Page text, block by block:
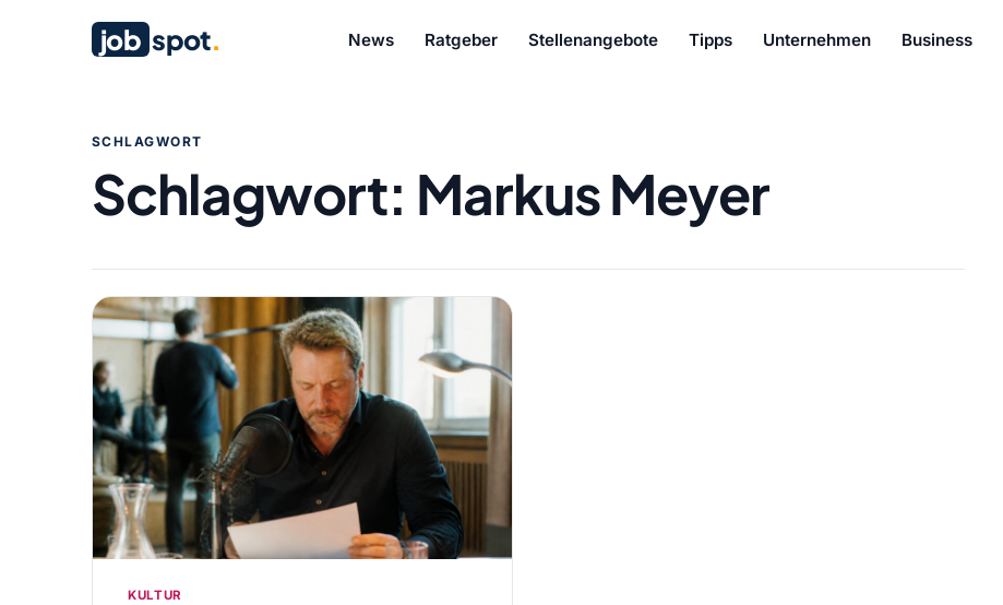
job spot. News Ratgeber Stellenangebote Tipps Unternehmen Business
SCHLAGWORT
Schlagwort: Markus Meyer
KULTUR